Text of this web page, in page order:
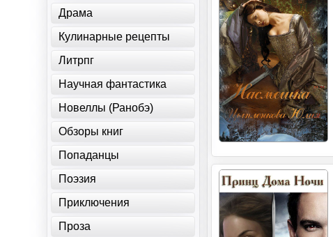
Драма
Кулинарные рецепты
Литрпг
Научная фантастика
Новеллы (Ранобэ)
Обзоры книг
Попаданцы
Поэзия
Приключения
Проза